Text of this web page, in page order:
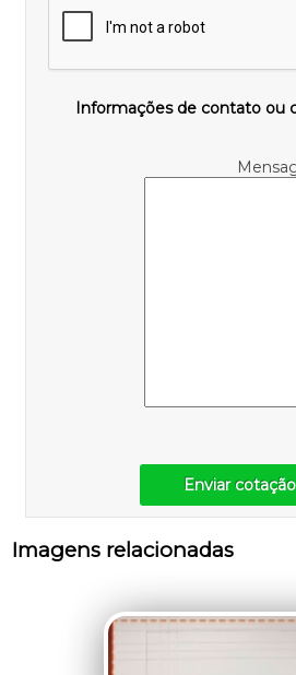
Informações de contato ou
Enviar cotação
Imagens relacionadas